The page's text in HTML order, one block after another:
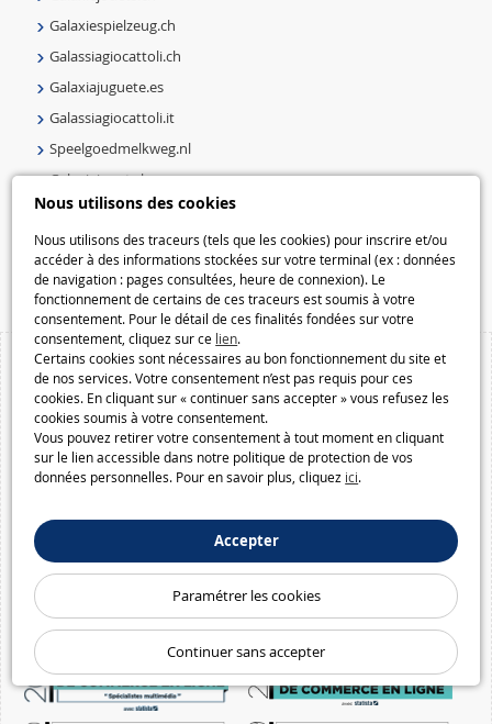
Nous utilisons des cookies
Nous utilisons des traceurs (tels que les cookies) pour inscrire et/ou
accéder à des informations stockées sur votre terminal (ex : données
de navigation : pages consultées, heure de connexion). Le
fonctionnement de certains de ces traceurs est soumis à votre
consentement. Pour le détail de ces finalités fondées sur votre
consentement, cliquez sur ce lien.
Certains cookies sont nécessaires au bon fonctionnement du site et
de nos services. Votre consentement n’est pas requis pour ces
cookies. En cliquant sur « continuer sans accepter » vous refusez les
cookies soumis à votre consentement.
Vous pouvez retirer votre consentement à tout moment en cliquant
sur le lien accessible dans notre politique de protection de vos
données personnelles. Pour en savoir plus, cliquez ici.
Accepter
Paramétrer les cookies
Continuer sans accepter
Galaxiespielzeug.ch
Galassiagiocattoli.ch
Galaxiajuguete.es
Galassiagiocattoli.it
Speelgoedmelkweg.nl
Galaxiejouets.be
Galaxiespielzeug.be
Speelgoedmelkweg.be
Macway.com